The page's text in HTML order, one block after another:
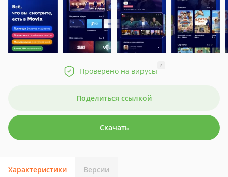
Проверено на вирусы
?
Поделиться ссылкой
Скачать
Характеристики Версии